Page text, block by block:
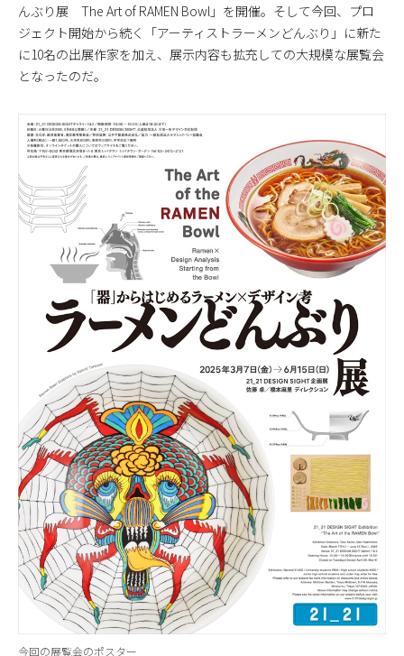
んぶり展 The Art of RAMEN Bowl」を開催。そして今回、プロ
ジェクト開始から続く「アーティストラーメンどんぶり」に新た
に10名の出展作家を加え、展示内容も拡充しての大規模な展覧会
となったのだ。
今回の展覧会のポスター